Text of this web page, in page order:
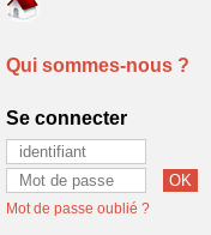
Qui sommes-nous ?
Se connecter
Mot de passe oublié ?